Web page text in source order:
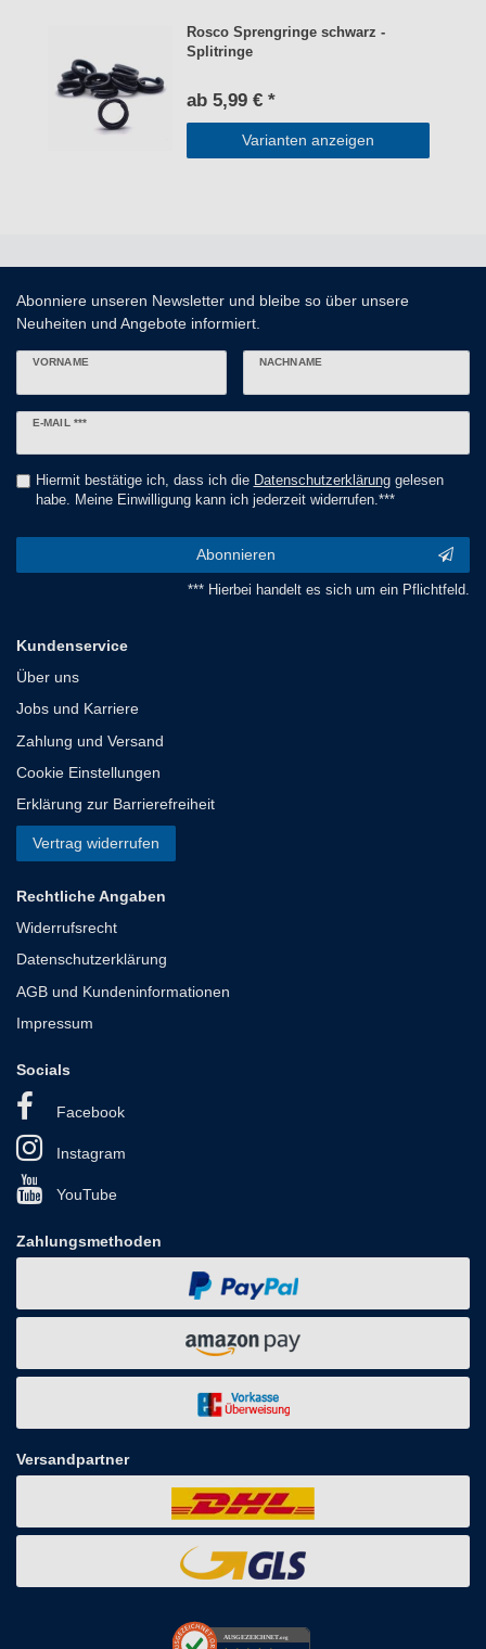
Rosco Sprengringe schwarz -
Splitringe
ab 5,99 € *
Varianten anzeigen
Abonniere unseren Newsletter und bleibe so über unsere
Neuheiten und Angebote informiert.
VORNAME NACHNAME
E-MAIL ***
Newsletter
Hiermit bestätige ich, dass ich die Daten­schutz­erklärunggelesen
habe. Meine Einwilligung kann ich jederzeit widerrufen.***
Abonnieren
*** Hierbei handelt es sich um ein Pflichtfeld.
Kundenservice
Über uns
Jobs und Karriere
Zahlung und Versand
Cookie Einstellungen
Erklärung zur Barrierefreiheit
Vertrag widerrufen
Rechtliche Angaben
Widerrufsrecht
Datenschutzerklärung
AGB und Kundeninformationen
Impressum
Socials
Facebook
Instagram
YouTube
Zahlungsmethoden
Versandpartner
AUSGEZEICHNET.org